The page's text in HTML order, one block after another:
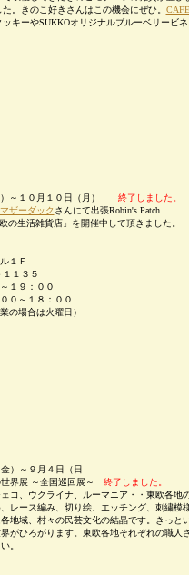
。きのこ好きさんはこの機会にぜひ。
キーやSUKKOオリジナルブルーベリービ
）～１０月１０日（月） 終了しました。
マザーダック さんにて出張Robin's Patch
の生活雑貨店」を開催中して頂きました。
１Ｆ
１３５
１９：００
１８：００
場合は火曜日）
）～９月４日（日
界展 ～全国巡回展～
終了しました。
コ、ウクライナ、ルーマニア・・東欧各地
レース編み、切り絵、エッチング、刺繍模
地域、村々の民芸文化の結晶です。きっと
がひろがります。東欧各地それぞれの職人
。